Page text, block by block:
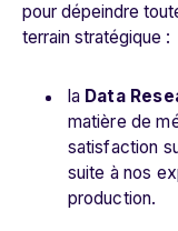
pour dépeindre
terrain stratégique :
la Data
matière de
satisfaction
suite à nos
production.